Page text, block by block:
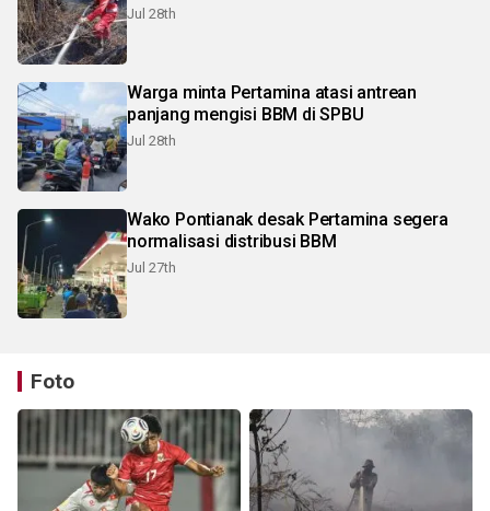
Jul 28th
Warga minta Pertamina atasi antrean
panjang mengisi BBM di SPBU
Jul 28th
Wako Pontianak desak Pertamina segera
normalisasi distribusi BBM
Jul 27th
Foto